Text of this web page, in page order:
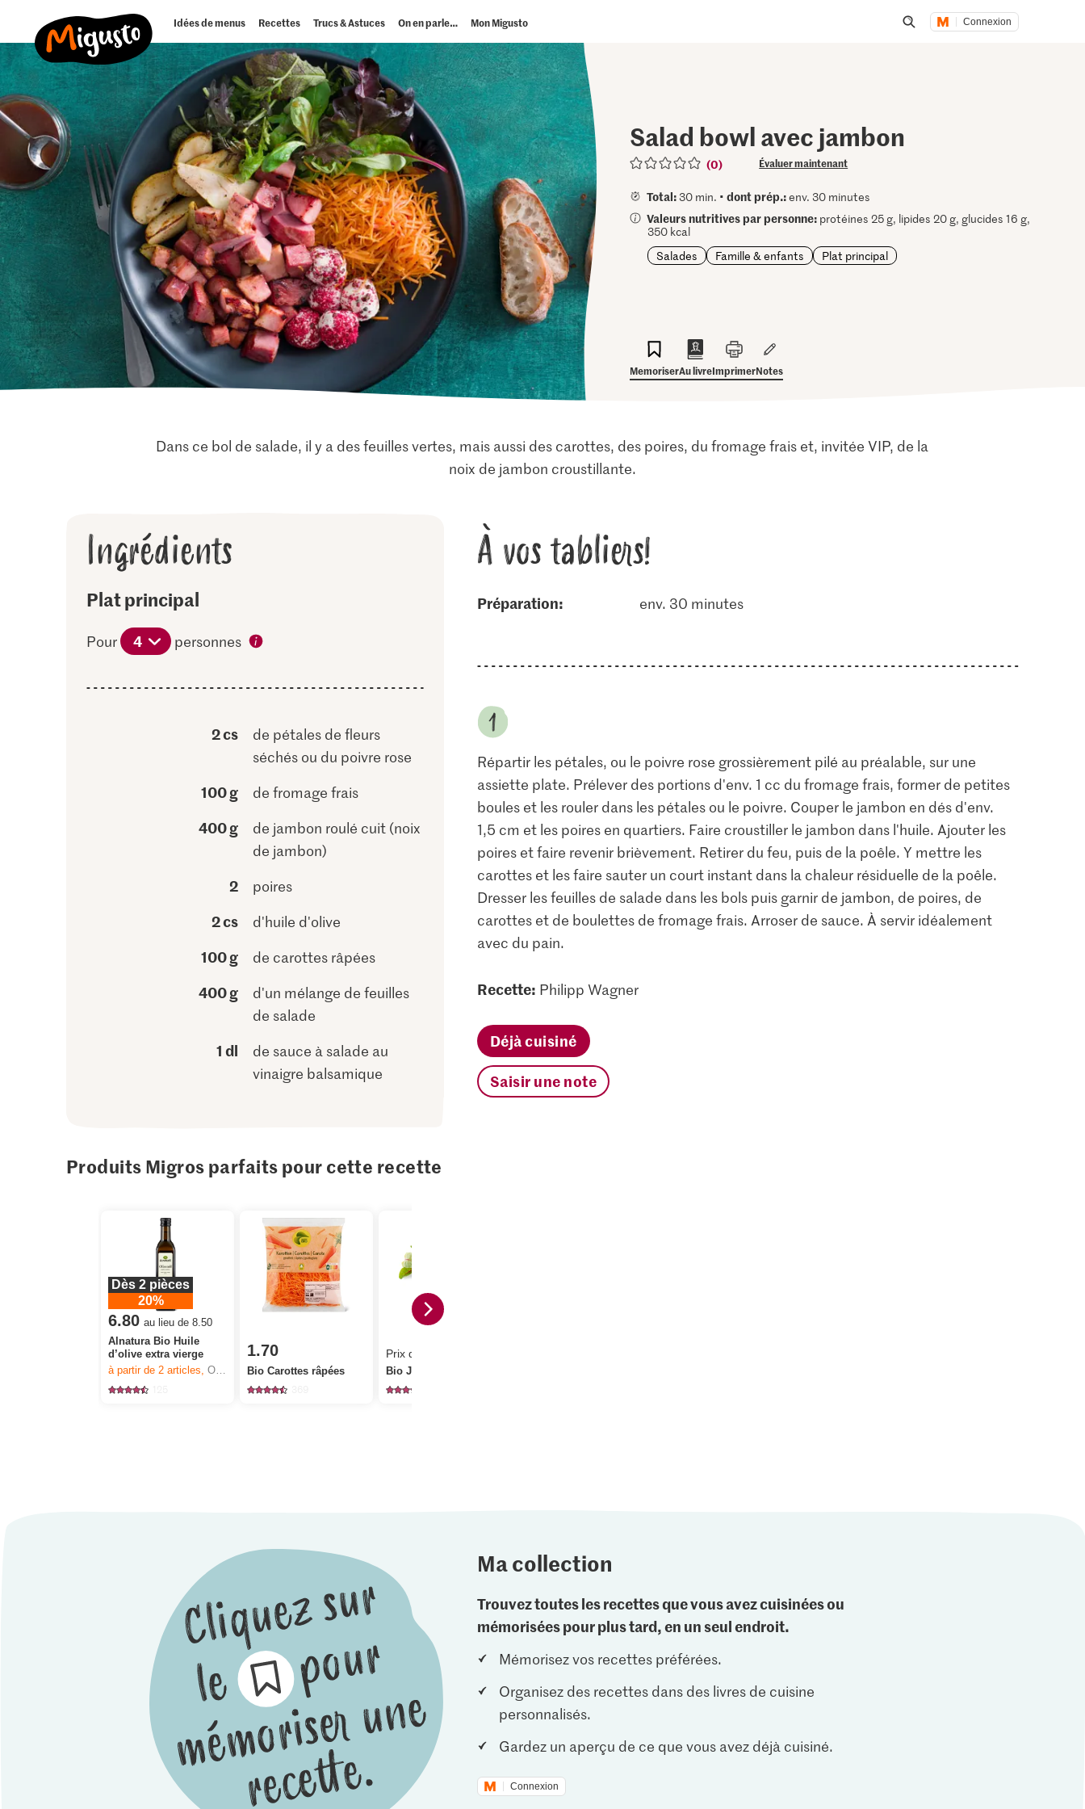
Idées de menus Recettes Trucs & Astuces On en parle… Mon Migusto Connexion
Salad bowl avec jambon
(0) Évaluer maintenant
Total: 30 min. •dont prép.:env. 30 minutes
Valeurs nutritives par personne: protéines 25 g, lipides 20 g, glucides 16 g,
350 kcal
Salades
Famille & enfants Plat principal
MemoriserAu livreImprimerNotes
Dans ce bol de salade, il y a des feuilles vertes, mais aussi des carottes, des poires, du fromage frais et, invitée VIP, de la
noix de jambon croustillante.
Ingrédients
Plat principal
Pour 4 personnes
2 cs
de pétales de fleurs
séchés ou du poivre rose
100 g de fromage frais
400 g
de jambon roulé cuit (noix
de jambon)
2 poires
2 cs d'huile d'olive
100 g de carottes râpées
400 g
d'un mélange de feuilles
de salade
1 dl
de sauce à salade au
vinaigre balsamique
Produits Migros parfaits pour cette recette
Dès 2 pièces
20%
6.80 au lieu de 8.50
Alnatura Bio Huile
d’olive extra vierge
à partir de 2articles,Offre valable du 6.8 au 12.8.2026, jusqu’à épuisement du stock.
1.70
Bio Carottes râpées
Prix du jour
Bio Jeunes pousses
À vos tabliers!
Préparation: env. 30 minutes
Répartir les pétales, ou le poivre rose grossièrement pilé au préalable, sur une
assiette plate. Prélever des portions d'env. 1 cc du fromage frais, former de petites
boules et les rouler dans les pétales ou le poivre. Couper le jambon en dés d'env.
1,5 cm et les poires en quartiers. Faire croustiller le jambon dans l'huile. Ajouter les
poires et faire revenir brièvement. Retirer du feu, puis de la poêle. Y mettre les
carottes et les faire sauter un court instant dans la chaleur résiduelle de la poêle.
Dresser les feuilles de salade dans les bols puis garnir de jambon, de poires, de
carottes et de boulettes de fromage frais. Arroser de sauce. À servir idéalement
avec du pain.
Recette: Philipp Wagner
Déjà cuisiné
Saisir une note
Ma collection
Trouvez toutes les recettes que vous avez cuisinées ou
mémorisées pour plus tard, en un seul endroit.
Mémorisez vos recettes préférées.
Organisez des recettes dans des livres de cuisine
personnalisés.
Gardez un aperçu de ce que vous avez déjà cuisiné.
Connexion